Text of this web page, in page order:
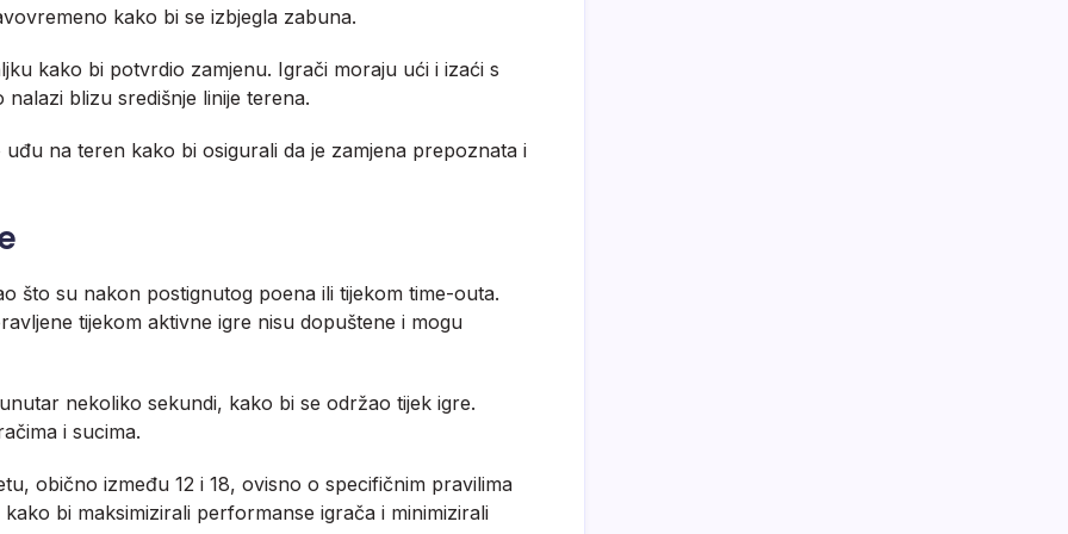
kako bi se izbjegla zabuna.
kako bi potvrdio zamjenu. Igrači moraju ući i izaći s
blizu središnje linije terena.
na teren kako bi osigurali da je zamjena prepoznata i
što su nakon postignutog poena ili tijekom time-outa.
tijekom aktivne igre nisu dopuštene i mogu
nekoliko sekundi, kako bi se održao tijek igre.
i sucima.
obično između 12 i 18, ovisno o specifičnim pravilima
bi maksimizirali performanse igrača i minimizirali